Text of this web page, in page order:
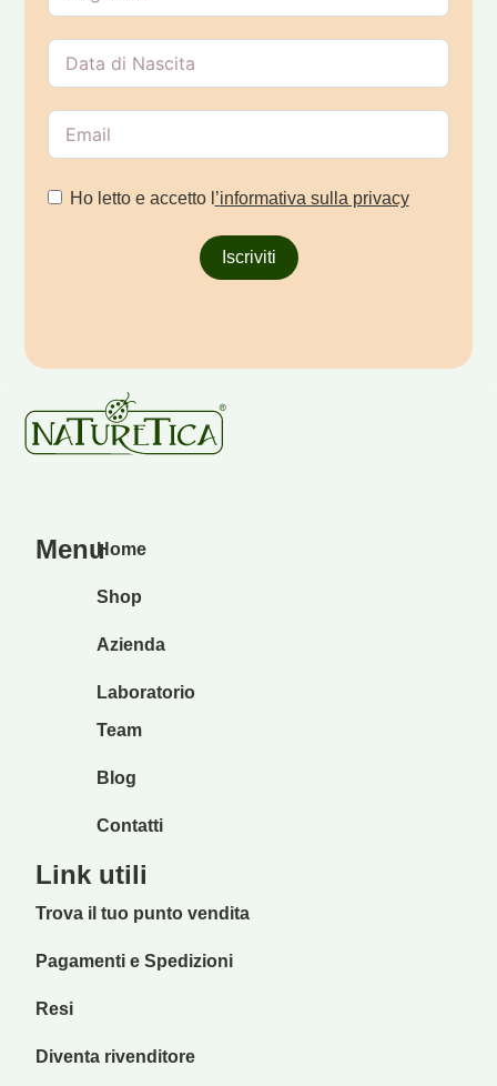
Ho letto e accetto l ’informativa sulla privacy
Iscriviti
MenuHome
Shop
Azienda
Laboratorio
Team
Blog
Contatti
Link utili
Trova il tuo punto vendita
Pagamenti e Spedizioni
Resi
Diventa rivenditore